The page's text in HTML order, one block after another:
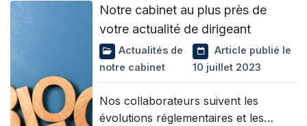
Missions d’assistance et de conseil
Notre cabinet au plus près de
votre actualité de dirigeant
Actualités de
notre cabinet
Article publié le
10 juillet 2023
Nos collaborateurs suivent les
évolutions réglementaires et les